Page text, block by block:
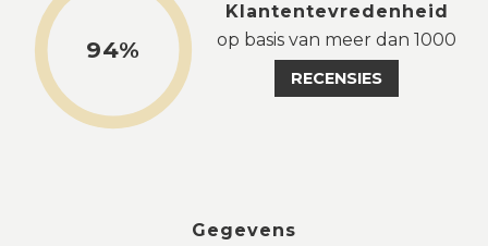
94%
Klantentevredenheid
op basis van meer dan 1000
RECENSIES
Gegevens